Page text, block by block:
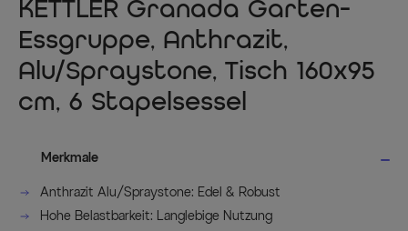
KETTLER Granada Garten-
Essgruppe, Anthrazit,
Alu/Spraystone, Tisch 160x95
cm, 6 Stapelsessel
Merkmale
Anthrazit Alu/Spraystone: Edel & Robust
Hohe Belastbarkeit: Langlebige Nutzung